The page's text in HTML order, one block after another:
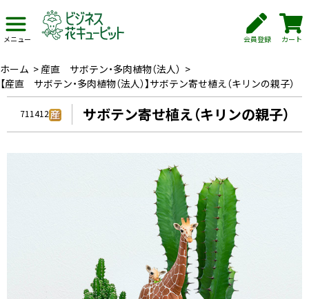
メニュー 会員登録 カート
ホーム > 産直 サボテン・多肉植物（法人） >
【産直 サボテン・多肉植物（法人）】サボテン寄せ植え（キリンの親子）
711412 サボテン寄せ植え（キリンの親子）